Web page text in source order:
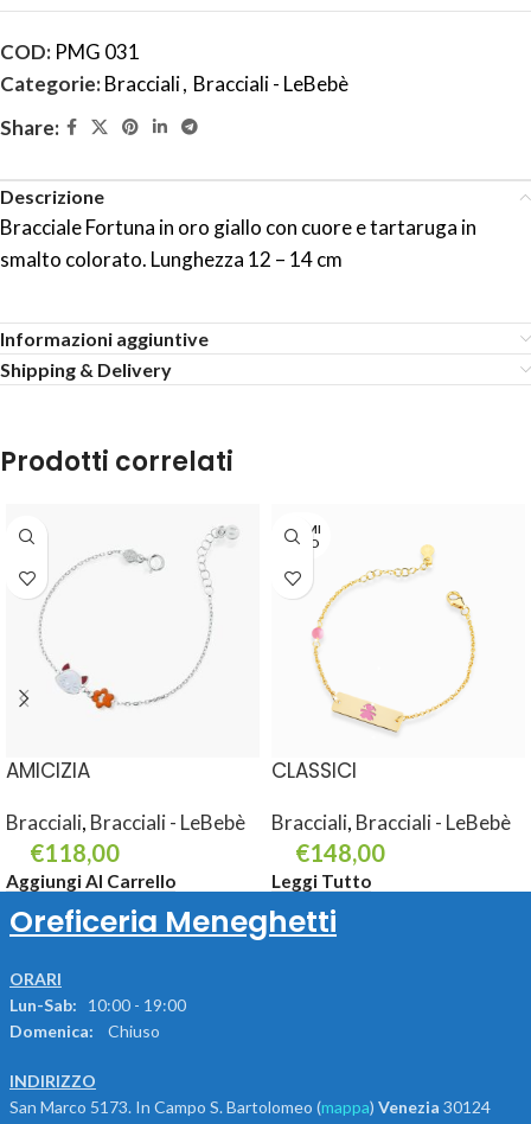
COD: PMG 031
Categorie:Bracciali, Bracciali - LeBebè
Share:
Descrizione
Bracciale Fortuna in oro giallo con cuore e tartaruga in
smalto colorato. Lunghezza 12 – 14 cm
Informazioni aggiuntive
Shipping & Delivery
Prodotti correlati
AMICIZIA
Bracciali, Bracciali - LeBebè
€118,00
Aggiungi Al Carrello
TERMI
NATO
CLASSICI
Bracciali, Bracciali - LeBebè
€148,00
Leggi Tutto
Oreficeria Meneghetti
ORARI
Lun-Sab: 10:00 - 19:00
Domenica:
Chiuso
INDIRIZZO
San Marco 5173. In Campo S. Bartolomeo (mappa) Venezia 30124